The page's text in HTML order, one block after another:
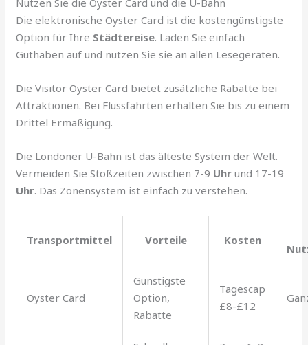
Nutzen Sie die Oyster Card und die U-Bahn
Die elektronische Oyster Card ist die kostengünstigste
Option für Ihre Städtereise. Laden Sie einfach
Guthaben auf und nutzen Sie sie an allen Lesegeräten.
Die Visitor Oyster Card bietet zusätzliche Rabatte bei
Attraktionen. Bei Flussfahrten erhalten Sie bis zu einem
Drittel Ermäßigung.
Die Londoner U-Bahn ist das älteste System der Welt.
Vermeiden Sie Stoßzeiten zwischen 7-9 Uhr und 17-19
Uhr. Das Zonensystem ist einfach zu verstehen.
Transportmittel Vorteile Kosten
Oyster Card
Günstigste
Option,
Rabatte
Tagescap
£8-£12